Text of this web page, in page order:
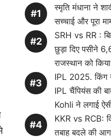
स्मृति मंधाना ने
सच्चाई और पूरा
SRH vs RR :
छुड़ा दिए पसीने
राजस्थान को
IPL 2025. किंग
IPL चैंपियंस की
Kohli ने लगाई
KKR vs RCB:
तबाह बदले की